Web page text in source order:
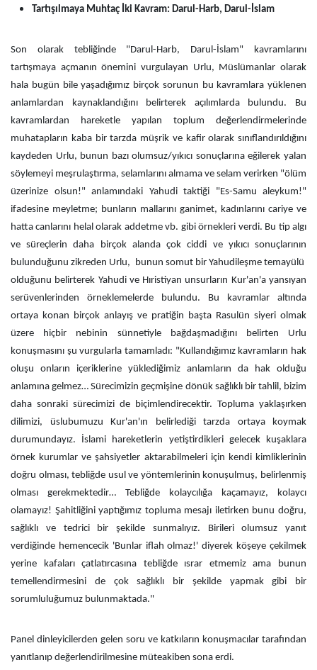
Tartışılmaya Muhtaç İki Kavram: Darul-Harb, Darul-İslam
Son olarak tebliğinde "Darul-Harb, Darul-İslam" kavramlarını
tartışmaya açmanın önemini vurgulayan Urlu, Müslümanlar olarak
hala bugün bile yaşadığımız birçok sorunun bu kavramlara yüklenen
anlamlardan kaynaklandığını belirterek açılımlarda bulundu. Bu
kavramlardan hareketle yapılan toplum değerlendirmelerinde
muhatapların kaba bir tarzda müşrik ve kafir olarak sınıflandırıldığını
kaydeden Urlu, bunun bazı olumsuz/yıkıcı sonuçlarına eğilerek yalan
söylemeyi meşrulaştırma, selamlarını almama ve selam verirken "ölüm
üzerinize olsun!" anlamındaki Yahudi taktiği "Es-Samu aleykum!"
ifadesine meyletme; bunların mallarını ganimet, kadınlarını cariye ve
hatta canlarını helal olarak addetme vb. gibi örnekleri verdi. Bu tip algı
ve süreçlerin daha birçok alanda çok ciddi ve yıkıcı sonuçlarının
bulunduğunu zikreden Urlu, bunun somut bir Yahudileşme temayülü
olduğunu belirterek Yahudi ve Hıristiyan unsurların Kur'an'a yansıyan
serüvenlerinden örneklemelerde bulundu. Bu kavramlar altında
ortaya konan birçok anlayış ve pratiğin başta Rasulün siyeri olmak
üzere hiçbir nebinin sünnetiyle bağdaşmadığını belirten Urlu
konuşmasını şu vurgularla tamamladı: "Kullandığımız kavramların hak
oluşu onların içeriklerine yüklediğimiz anlamların da hak olduğu
anlamına gelmez… Sürecimizin geçmişine dönük sağlıklı bir tahlil, bizim
daha sonraki sürecimizi de biçimlendirecektir. Topluma yaklaşırken
dilimizi, üslubumuzu Kur'an'ın belirlediği tarzda ortaya koymak
durumundayız. İslami hareketlerin yetiştirdikleri gelecek kuşaklara
örnek kurumlar ve şahsiyetler aktarabilmeleri için kendi kimliklerinin
doğru olması, tebliğde usul ve yöntemlerinin konuşulmuş, belirlenmiş
olması gerekmektedir… Tebliğde kolaycılığa kaçamayız, kolaycı
olamayız! Şahitliğini yaptığımız topluma mesajı iletirken bunu doğru,
sağlıklı ve tedrici bir şekilde sunmalıyız. Birileri olumsuz yanıt
verdiğinde hemencecik 'Bunlar iflah olmaz!' diyerek köşeye çekilmek
yerine kafaları çatlatırcasına tebliğde ısrar etmemiz ama bunun
temellendirmesini de çok sağlıklı bir şekilde yapmak gibi bir
sorumluluğumuz bulunmaktada."
Panel dinleyicilerden gelen soru ve katkıların konuşmacılar tarafından
yanıtlanıp değerlendirilmesine müteakiben sona erdi.